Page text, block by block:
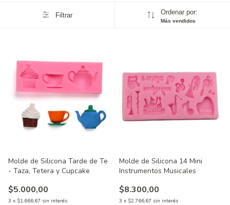
Filtrar Ordenar por:
Más vendidos
Molde de Silicona Tarde de Te
- Taza, Tetera y Cupcake
$5.000,00
3 x $1.666,67 sin interés
Molde de Silicona 14 Mini
Instrumentos Musicales
$8.300,00
3 x $2.766,67 sin interés